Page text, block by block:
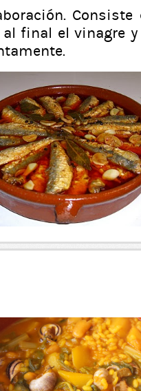
al final el vinagre